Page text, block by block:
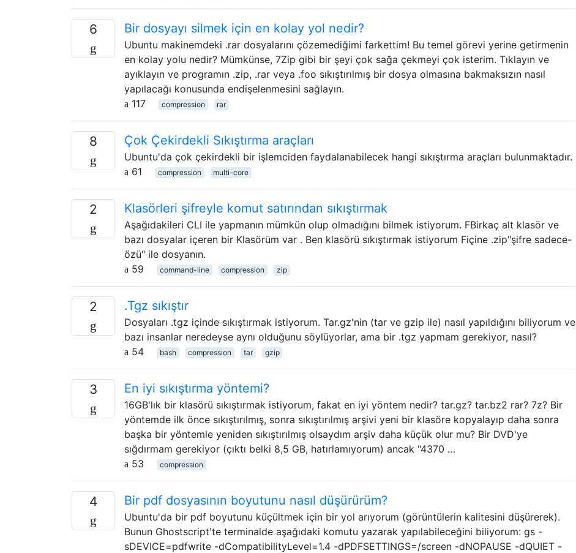
6 Bir dosyayı silmek için en kolay yol nedir?
Ubuntu makinemdeki .rar dosyalarını çözemediğimi farkettim! Bu temel görevi yerine getirmenin
en kolay yolu nedir? Mümkünse, 7Zip gibi bir şeyi çok sağa çekmeyi çok isterim. Tıklayın ve
ayıklayın ve programın .zip, .rar veya .foo sıkıştırılmış bir dosya olmasına bakmaksızın nasıl
yapılacağı konusunda endişelenmesini sağlayın.
117
compression rar
8 Çok Çekirdekli Sıkıştırma araçları
Ubuntu'da çok çekirdekli bir işlemciden faydalanabilecek hangi sıkıştırma araçları bulunmaktadır.
61
compression multi-core
2 Klasörleri şifreyle komut satırından sıkıştırmak
Aşağıdakileri CLI ile yapmanın mümkün olup olmadığını bilmek istiyorum. FBirkaç alt klasör ve
bazı dosyalar içeren bir Klasörüm var . Ben klasörü sıkıştırmak istiyorum Fiçine .zip"şifre sadece-
özü" ile dosyanın.
59
command-line compression zip
2 .Tgz sıkıştır
Dosyaları .tgz içinde sıkıştırmak istiyorum. Tar.gz'nin (tar ve gzip ile) nasıl yapıldığını biliyorum ve
bazı insanlar neredeyse aynı olduğunu söylüyorlar, ama bir .tgz yapmam gerekiyor, nasıl?
54
bash compression tar gzip
3 En iyi sıkıştırma yöntemi?
16GB'lık bir klasörü sıkıştırmak istiyorum, fakat en iyi yöntem nedir? tar.gz? tar.bz2 rar? 7z? Bir
yöntemde ilk önce sıkıştırılmış, sonra sıkıştırılmış arşivi yeni bir klasöre kopyalayıp daha sonra
başka bir yöntemle yeniden sıkıştırılmış olsaydım arşiv daha küçük olur mu? Bir DVD'ye
sığdırmam gerekiyor (çıktı belki 8,5 GB, hatırlamıyorum) ancak "4370 …
53
compression
4 Bir pdf dosyasının boyutunu nasıl düşürürüm?
Ubuntu'da bir pdf boyutunu küçültmek için bir yol arıyorum (görüntülerin kalitesini düşürerek).
Bunun Ghostscript'te terminalde aşağıdaki komutu yazarak yapılabileceğini biliyorum: gs -
sDEVICE=pdfwrite -dCompatibilityLevel=1.4 -dPDFSETTINGS=/screen -dNOPAUSE -dQUIET -